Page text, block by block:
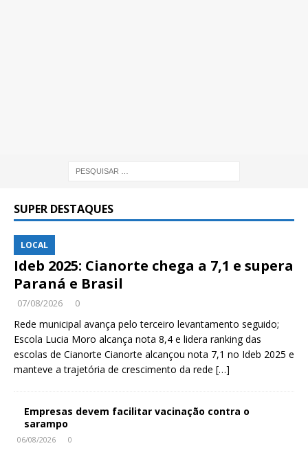
SUPER DESTAQUES
Ideb 2025: Cianorte chega a 7,1 e supera
Paraná e Brasil
LOCAL
07/08/2026 0
Rede municipal avança pelo terceiro levantamento seguido;
Escola Lucia Moro alcança nota 8,4 e lidera ranking das
escolas de Cianorte Cianorte alcançou nota 7,1 no Ideb 2025 e
manteve a trajetória de crescimento da rede […]
Empresas devem facilitar vacinação contra o
sarampo
06/08/2026 0